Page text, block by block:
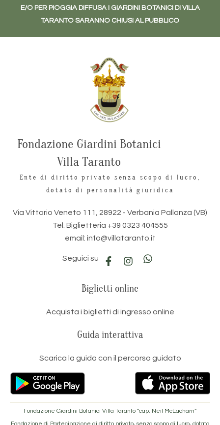
E/O PER PIOGGIA DIFFUSA I GIARDINI BOTANICI DI VILLA
TARANTO SARANNO CHIUSI AL PUBBLICO
Fondazione Giardini Botanici
Villa Taranto
Ente di diritto privato senza scopo di lucro,
dotato di personalità giuridica
Via Vittorio Veneto 111, 28922 - Verbania Pallanza (VB)
Tel. Biglietteria +39 0323 404555
email: info@villataranto.it
Seguici su
Biglietti online
Acquista i biglietti di ingresso online
Guida interattiva
Scarica la guida con il percorso guidato
Fondazione Giardini Botanici Villa Taranto “cap. Neil McEacharn”